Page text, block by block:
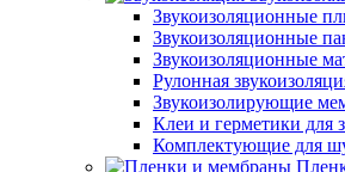
Звукоизоляционные
Звукоизоляционные
Звукоизоляционные
Рулонная
Звукоизолирующие
Клеи и герметики для
Комплектующие для